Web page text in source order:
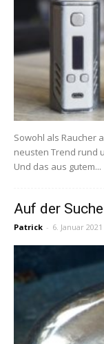
Sowohl als Raucher
neusten Trend rund
Und das aus gutem...
Auf der
Patrick - 6. Januar 2021